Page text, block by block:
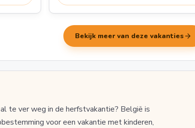
Bekijk meer van deze vakanties arrow_forward
te ver weg in de herfstvakantie? België is
voor een vakantie met kinderen,